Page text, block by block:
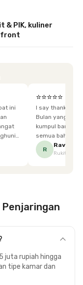
& PIK, kuliner
ini
⭐⭐⭐⭐⭐
I say thankyou
Bulan yang super happy! banyak
kumpul bareng
semua bahagia
mgkn saran dari air aja & kebersihan lebih di
R
Ravena
Rukita
juta rupiah hingga
tipe kamar dan